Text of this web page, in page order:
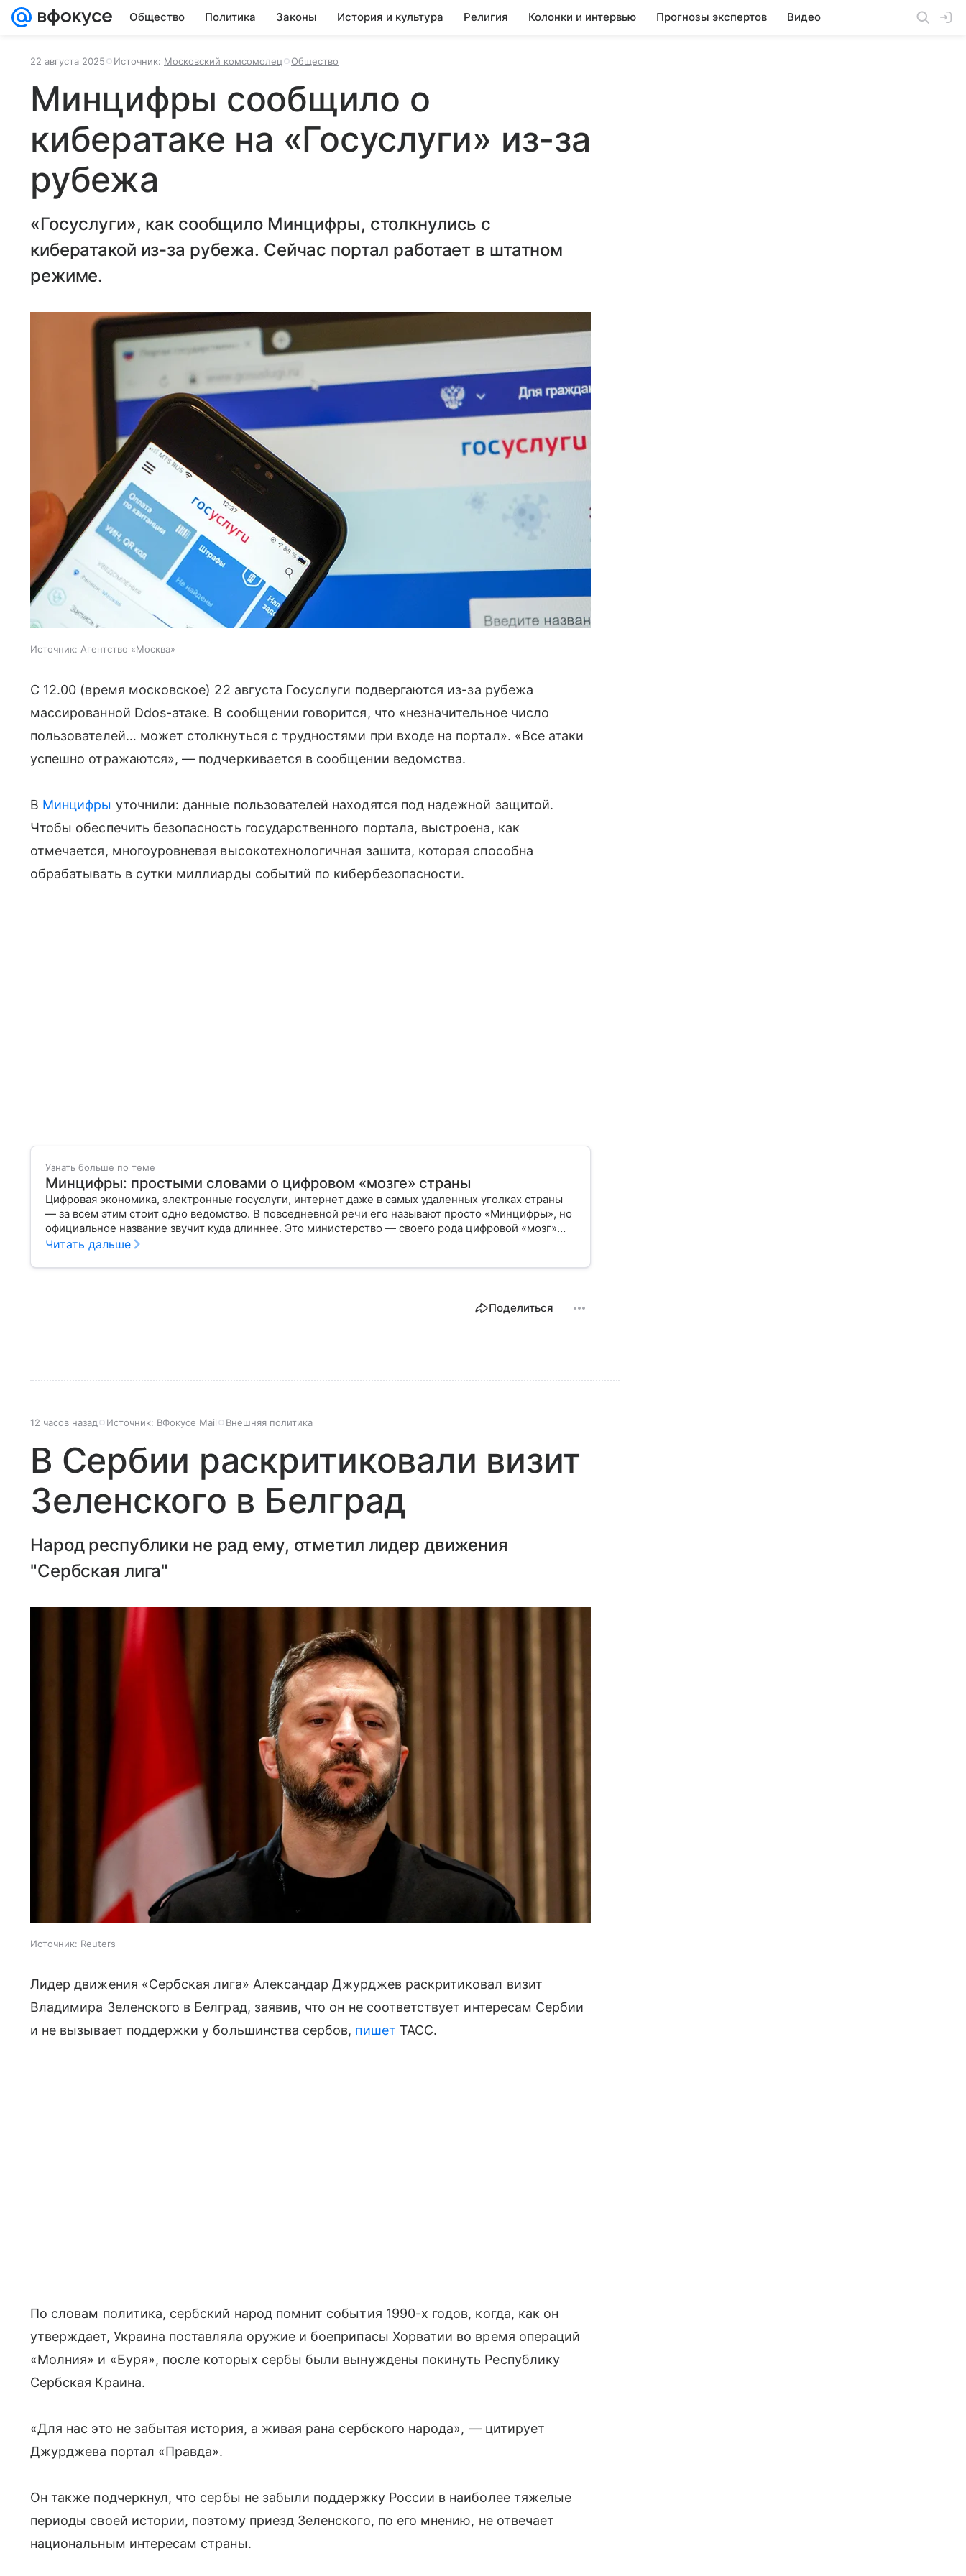
Общество Политика Законы История и культура Религия Колонки и интервью Прогнозы экспертов Видео
22 августа 2025 Источник: Московский комсомолец Общество
Минцифры сообщило о
кибератаке на «Госуслуги» из-за
рубежа
«Госуслуги», как сообщило Минцифры, столкнулись с
кибератакой из-за рубежа. Сейчас портал работает в штатном
режиме.
Источник: Агентство «Москва»
С 12.00 (время московское) 22 августа Госуслуги подвергаются из-за рубежа
массированной Ddos-атаке. В сообщении говорится, что «незначительное число
пользователей… может столкнуться с трудностями при входе на портал». «Все атаки
успешно отражаются», — подчеркивается в сообщении ведомства.
В Минцифры уточнили: данные пользователей находятся под надежной защитой.
Чтобы обеспечить безопасность государственного портала, выстроена, как
отмечается, многоуровневая высокотехнологичная зашита, которая способна
обрабатывать в сутки миллиарды событий по кибербезопасности.
Узнать больше по теме
Минцифры: простыми словами о цифровом «мозге» страны
Цифровая экономика, электронные госуслуги, интернет даже в самых удаленных уголках страны
— за всем этим стоит одно ведомство. В повседневной речи его называют просто «Минцифры», но
официальное название звучит куда длиннее. Это министерство — своего рода цифровой «мозг»
России, который отвечает за развитие технологий, связь и информационную среду. В статье
нас.
Читать дальше
Поделиться
12 часов назад Источник: ВФокусе Mail Внешняя политика
В Сербии раскритиковали визит
Зеленского в Белград
Народ республики не рад ему, отметил лидер движения
"Сербская лига"
Источник: Reuters
Лидер движения «Сербская лига» Александар Джурджев раскритиковал визит
Владимира Зеленского в Белград, заявив, что он не соответствует интересам Сербии
и не вызывает поддержки у большинства сербов, пишет ТАСС.
По словам политика, сербский народ помнит события 1990-х годов, когда, как он
утверждает, Украина поставляла оружие и боеприпасы Хорватии во время операций
«Молния» и «Буря», после которых сербы были вынуждены покинуть Республику
Сербская Краина.
«Для нас это не забытая история, а живая рана сербского народа», — цитирует
Джурджева портал «Правда».
Он также подчеркнул, что сербы не забыли поддержку России в наиболее тяжелые
периоды своей истории, поэтому приезд Зеленского, по его мнению, не отвечает
национальным интересам страны.